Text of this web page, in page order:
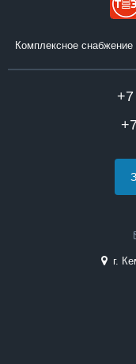
Комплексное снабжение
г.